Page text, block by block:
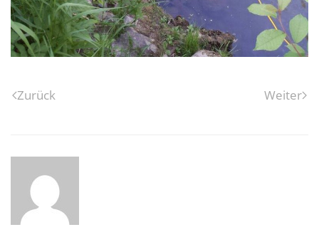
Zurück Weiter